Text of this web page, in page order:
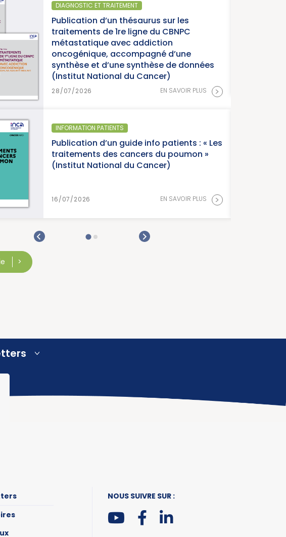
ET TRAITEMENT
d’un thésaurus sur les
de 1re ligne du CBNPC
avec addiction
accompagné d’une
et d’une synthèse de données
National du Cancer)
EN SAVOIR PLUS
PATIENTS
d’un guide info patients : « Les
des cancers du poumon »
National du Cancer)
EN SAVOIR PLUS
NOUS SUIVRE SUR :